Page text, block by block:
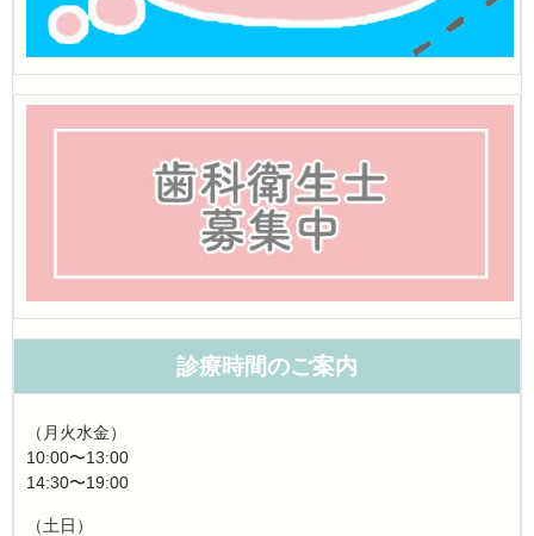
診療時間のご案内
（月火水金）
10:00〜13:00
14:30〜19:00
（土日）